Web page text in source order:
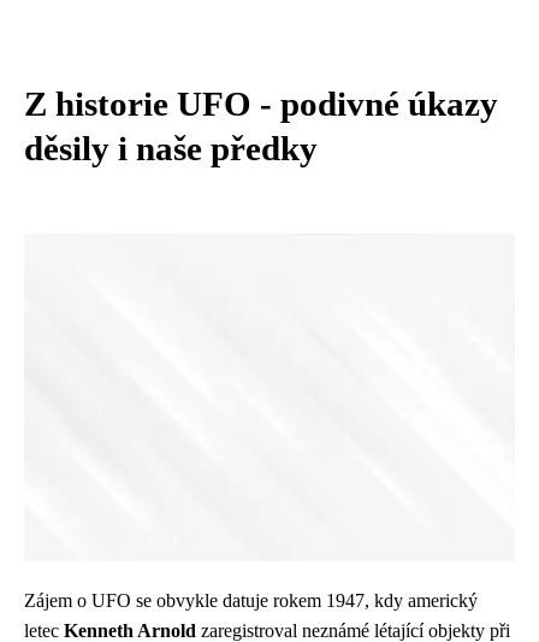
Z historie UFO - podivné úkazy
děsily i naše předky
Zájem o UFO se obvykle datuje rokem 1947, kdy americký
letec Kenneth Arnold zaregistroval neznámé létající objekty při